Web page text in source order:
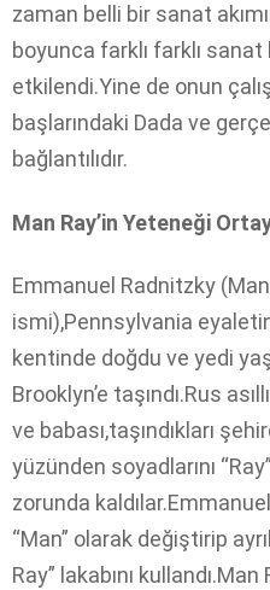
zaman belli bir sanat
boyunca farklı farklı
etkilendi.Yine de onun
başlarındaki Dada ve
bağlantılıdır.
Man Ray’in Yeteneği
Emmanuel Radnitzky (Man
ismi),Pennsylvania
kentinde doğdu ve yedi
Brooklyn’e taşındı.Rus
ve babası,taşındıkları
yüzünden soyadlarını
zorunda
“Man” olarak değiştirip
Ray” lakabını